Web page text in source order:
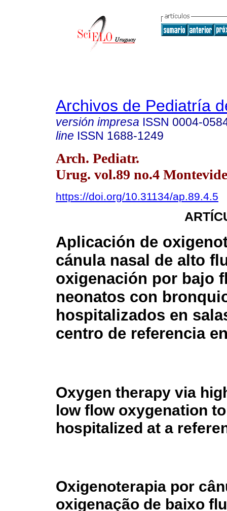
Archivos de Pediatría
versión impresa ISSN 0004-
line ISSN 1688-1249
Arch. Pediatr.
Urug. vol.89 no.4
https://doi.org/10.31134/ap.89.4.5
Aplicación de
cánula nasal de alto
oxigenación por bajo
neonatos con
hospitalizados en
centro de referencia
Oxygen therapy via
low flow oxygenation
hospitalized at a
Oxigenoterapia por
oxigenação de baixo